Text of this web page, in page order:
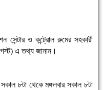
সেন্টার ও কন্ট্রোল রুমের সহকারী
এ তথ্য জানান।
৮টা থেকে মঙ্গলবার সকাল ৮টা